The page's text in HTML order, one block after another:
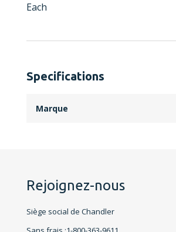
Each
Specifications
Marque
Rejoignez-nous
Siège social de Chandler